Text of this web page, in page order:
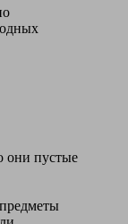
они пустые